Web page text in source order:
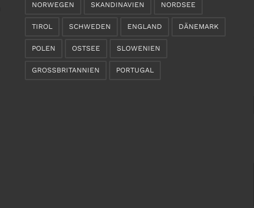
NORWEGEN SKANDINAVIEN NORDSEE
TIROL SCHWEDEN ENGLAND DÄNEMARK
POLEN OSTSEE SLOWENIEN
GROSSBRITANNIEN PORTUGAL